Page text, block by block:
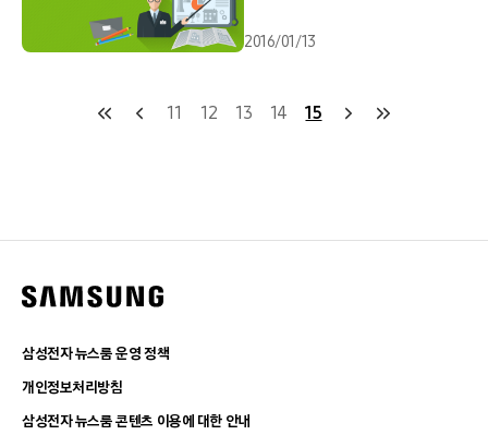
2016/01/13
11 12 13 14 15
삼성전자 뉴스룸 운영 정책
개인정보처리방침
삼성전자 뉴스룸 콘텐츠 이용에 대한 안내